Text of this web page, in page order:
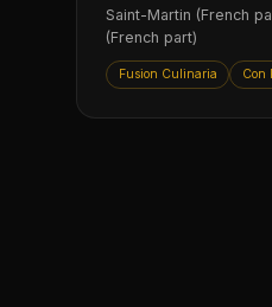
Saint-Martin (French
(French part)
Fusion Culinaria Con